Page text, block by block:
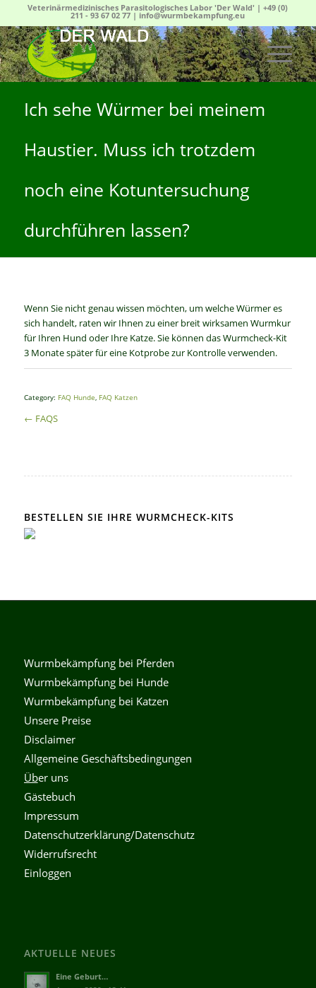
Veterinärmedizinisches Parasitologisches Labor 'Der Wald' |+49 (0)
211 - 93 67 02 77 | info@wurmbekampfung.eu
Ich sehe Würmer bei meinem
Haustier. Muss ich trotzdem
noch eine Kotuntersuchung
durchführen lassen?
Wenn Sie nicht genau wissen möchten, um welche Würmer es
sich handelt, raten wir Ihnen zu einer breit wirksamen Wurmkur
für Ihren Hund oder Ihre Katze. Sie können das Wurmcheck-Kit
3 Monate später für eine Kotprobe zur Kontrolle verwenden.
Category: FAQ Hunde, FAQ Katzen
← FAQS
BESTELLEN SIE IHRE WURMCHECK-KITS
Wurmbekämpfung bei Pferden
Wurmbekämpfung bei Hunde
Wurmbekämpfung bei Katzen
Unsere Preise
Disclaimer
Allgemeine Geschäftsbedingungen
Über uns
Gästebuch
Impressum
Datenschutzerklärung/Datenschutz
Widerrufsrecht
Einloggen
AKTUELLE NEUES
Eine Geburt…